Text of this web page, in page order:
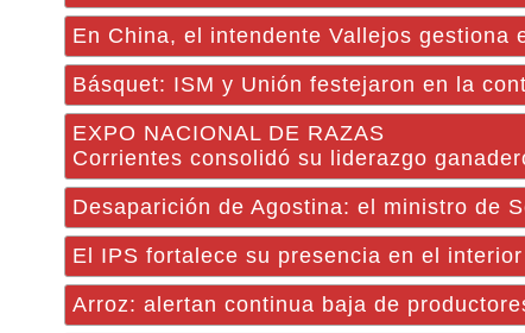
En China, el intendente Vallejos gestiona
Básquet: ISM y Unión festejaron en la
EXPO NACIONAL DE RAZAS
Corrientes consolidó su liderazgo
Desaparición de Agostina: el ministro de
El IPS fortalece su presencia en el
Arroz: alertan continua baja de